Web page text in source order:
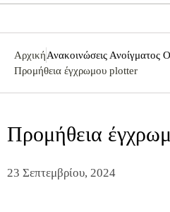
ΑρχικήΑνακοινώσεις
Προμήθεια έγχρωμου plotter
Προμήθεια
23 Σεπτεμβρίου, 2024